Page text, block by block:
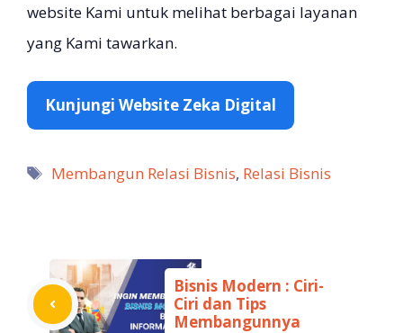
website Kami untuk melihat berbagai layanan
yang Kami tawarkan.
Kunjungi Website Zeka Digital
Tag
Membangun Relasi Bisnis, Relasi Bisnis
Bisnis Modern : Ciri-
Ciri dan Tips
Membangunnya